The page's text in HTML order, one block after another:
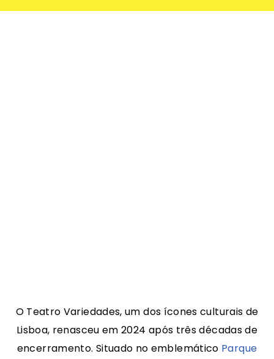
O Teatro Variedades, um dos ícones culturais de
Lisboa, renasceu em 2024 após três décadas de
encerramento. Situado no emblemático Parque